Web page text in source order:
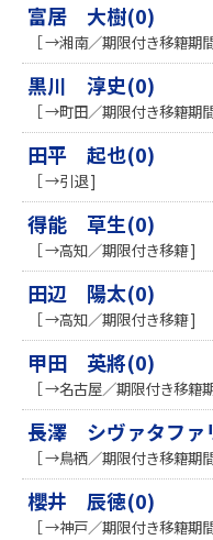
富居 大樹(0)
［ →湘南／期限付き移籍期
黒川 淳史(0)
［ →町田／期限付き移籍期
田平 起也(0)
［ →引退 ]
得能 草生(0)
［ →高知／期限付き移籍 ]
田辺 陽太(0)
［ →高知／期限付き移籍 ]
甲田 英將(0)
［ →名古屋／期限付き移籍
長澤 シヴァタファ
［ →鳥栖／期限付き移籍期
櫻井 辰徳(0)
［ →神戸／期限付き移籍期